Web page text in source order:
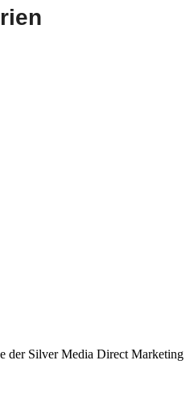
der Silver Media Direct Marketing